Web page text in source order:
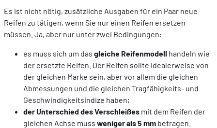
Es ist nicht nötig, zusätzliche Ausgaben für ein Paar neue
Reifen zu tätigen, wenn Sie nur einen Reifen ersetzen
müssen. Ja, aber nur unter zwei Bedingungen:
es muss sich um das gleiche Reifenmodell handeln wie
der ersetzte Reifen. Der Reifen sollte idealerweise von
der gleichen Marke sein, aber vor allem die gleichen
Abmessungen und die gleichen Tragfähigkeits- und
Geschwindigkeitsindize haben;
der Unterschied des Verschleißes mit dem Reifen der
gleichen Achse muss weniger als 5 mm betragen.